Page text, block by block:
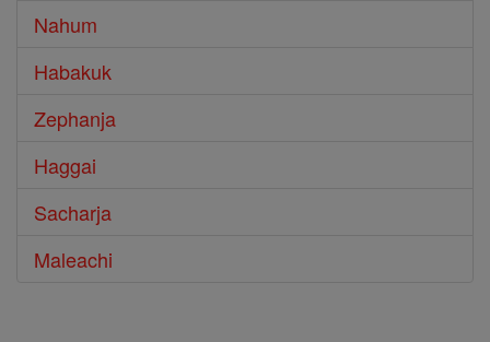
Nahum
Habakuk
Zephanja
Haggai
Sacharja
Maleachi